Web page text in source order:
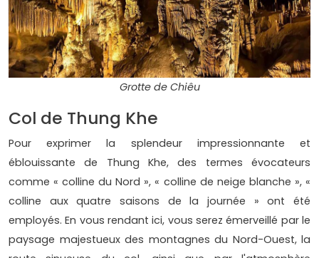
Grotte de Chiêu
Col de Thung Khe
Pour exprimer la splendeur impressionnante et
éblouissante de Thung Khe, des termes évocateurs
comme « colline du Nord », « colline de neige blanche », «
colline aux quatre saisons de la journée » ont été
employés. En vous rendant ici, vous serez émerveillé par le
paysage majestueux des montagnes du Nord-Ouest, la